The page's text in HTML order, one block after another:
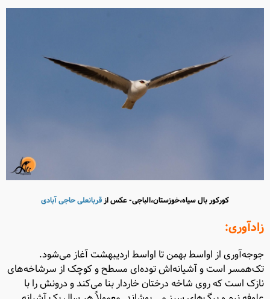
کورکور بال سیاه،خوزستان،الباجی- عکس ازقربانعلی حاجی آبادی
زادآوری:
جوجه‌آوری از اواسط بهمن تا اواسط اردیبهشت آغاز می‌شود.
تک‌همسر است و آشیانه‌اش توده‌ای مسطح و کوچک از سرشاخه‌های
نازک است که روی شاخه درختان خاردار بنا می‌کند و درونش را با